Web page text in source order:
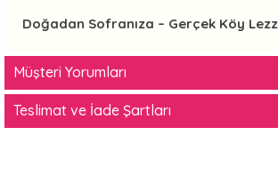
Doğadan Sofranıza – Gerçek Köy
Müşteri Yorumları
Teslimat ve İade Şartları